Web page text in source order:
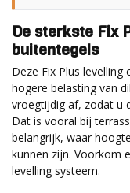
De sterkste Fix
buitentegels
Deze Fix Plus
hogere belasting van
vroegtijdig af, zodat u
Dat is vooral bij
belangrijk, waar
kunnen zijn. Voorkom
levelling systeem.